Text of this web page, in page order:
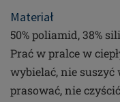
Materiał
50% poliamid, 38%
Prać w pralce w
wybielać, nie suszyć
prasować, nie